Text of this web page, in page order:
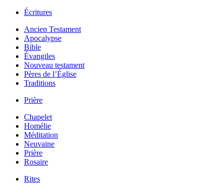
Écritures
Ancien Testament
Apocalypse
Bible
Évangiles
Nouveau testament
Pères de l’Église
Traditions
Prière
Chapelet
Homélie
Méditation
Neuvaine
Prière
Rosaire
Rites